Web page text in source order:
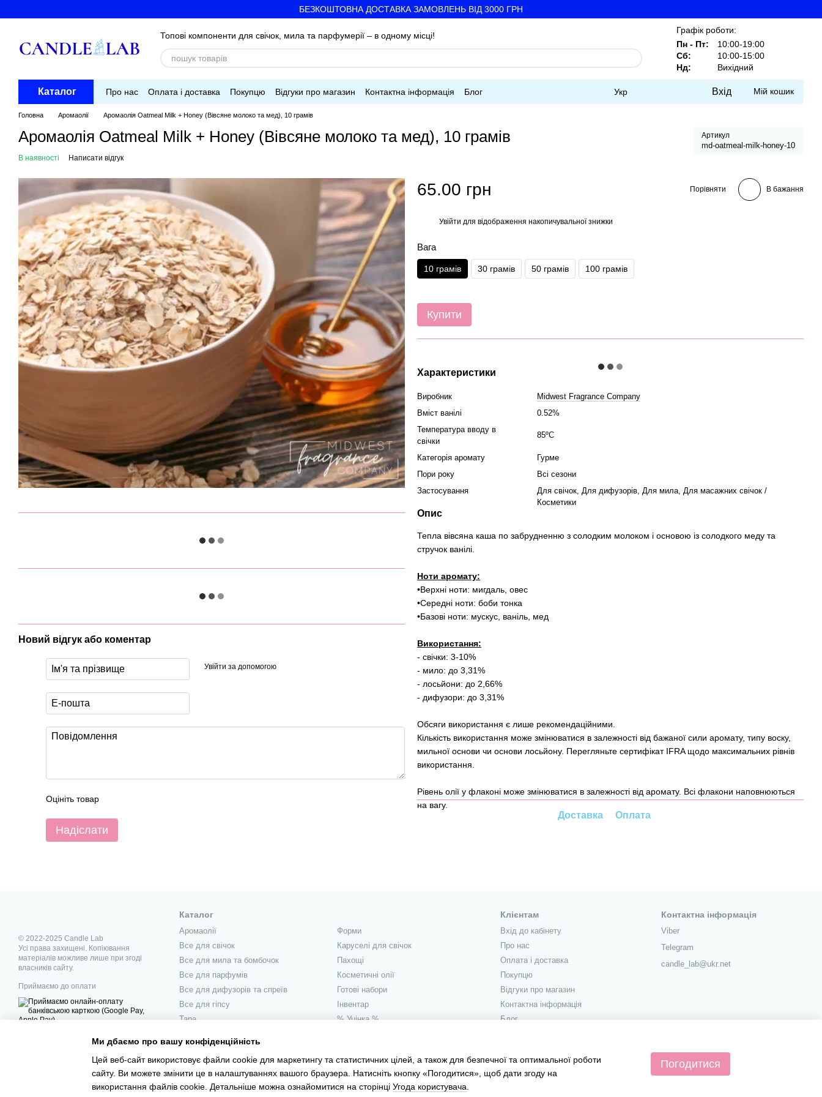
БЕЗКОШТОВНА ДОСТАВКА ЗАМОВЛЕНЬ ВІД 3000 ГРН
Топові компоненти для свічок, мила та парфумерії – в одному місці!
Графік роботи:
Пн - Пт:
10:00-19:00
Сб:
10:00-15:00
Нд:
Вихідний
Каталог Про нас Оплата і доставка Покупцю Відгуки про магазин Контактна інформація Блог Укр Вхід Мій кошик
Головна Аромаолії Аромаолія Oatmeal Milk + Honey (Вівсяне молоко та мед), 10 грамів
Аромаолія Oatmeal Milk + Honey (Вівсяне молоко та мед), 10 грамів Артикул
md-oatmeal-milk-honey-10
В наявності Написати відгук
Новий відгук або коментар
Увійти за допомогою
Оцініть товар
Надіслати
65.00 грн Порівняти В бажання
Увійти для відображення накопичувальної знижки
Вага
10 грамів 30 грамів 50 грамів 100 грамів
Купити
Характеристики
Виробник
Midwest Fragrance Company
Вміст ванілі
0.52%
Температура вводу в
свічки
85ºC
Категорія аромату
Гурме
Пори року
Всі сезони
Застосування
Для свічок, Для дифузорів, Для мила, Для масажних свічок /
Косметики
Опис
Тепла вівсяна каша по забрудненню з солодким молоком і основою із солодкого меду та
стручок ванілі.
Ноти аромату:
•Верхні ноти: мигдаль, овес
•Середні ноти: боби тонка
•Базові ноти: мускус, ваніль, мед
Використання:
- свічки: 3-10%
- мило: до 3,31%
- лосьйони: до 2,66%
- дифузори: до 3,31%
Обсяги використання є лише рекомендаційними.
Кількість використання може змінюватися в залежності від бажаної сили аромату, типу воску,
мильної основи чи основи лосьйону. Перегляньте сертифікат IFRA щодо максимальних рівнів
використання.
Рівень олії у флаконі може змінюватися в залежності від аромату. Всі флакони наповнюються
на вагу.
Доставка Оплата
© 2022-2025 Candle Lab
Усі права захищені. Копіювання
матеріалів можливе лише при згоді
власників сайту.
Приймаємо до оплати
Каталог
Аромаолії
Все для свічок
Все для мила та бомбочок
Все для парфумів
Все для дифузорів та спреїв
Все для гіпсу
Тара
Форми
Каруселі для свічок
Пахощі
Косметичні олії
Готові набори
Інвентар
% Уцінка %
Клієнтам
Вхід до кабінету
Про нас
Оплата і доставка
Покупцю
Відгуки про магазин
Контактна інформація
Блог
Контактна інформація
Viber
Telegram
candle_lab@ukr.net
Ми дбаємо про вашу конфіденційність
Цей веб-сайт використовує файли cookie для маркетингу та статистичних цілей, а також для безпечної та оптимальної роботи
сайту. Ви можете змінити це в налаштуваннях вашого браузера. Натисніть кнопку «Погодитися», щоб дати згоду на
використання файлів cookie. Детальніше можна ознайомитися на сторінці Угода користувача
Погодитися